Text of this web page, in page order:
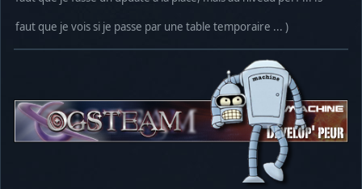
faut que je vois si je passe par une table temporaire ... )